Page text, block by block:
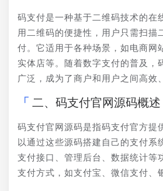
码支付是一种基于二维码技术的在
用二维码的便捷性，用户只需扫描
付。它适用于各种场景，如电商网
实体店等。随着数字支付的普及，
广泛，成为了商户和用户之间高效
二、码支付官网源码概述
码支付官网源码是指码支付官方提
以通过这些源码搭建自己的支付系
支付接口、管理后台、数据统计等
支付方式，如支付宝、微信支付、